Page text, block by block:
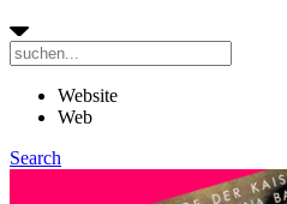
Website
Web
Search